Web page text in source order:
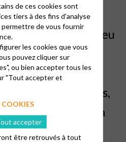
de la Création.
de l’année aura lieu
enfants
.
de 5 à 10 ans,
n’hésitez pas à
de ces cookies sont
tiers à des fins d'analyse
de vous fournir
les cookies que vous
pouvez cliquer sur
ou bien accepter tous les
"Tout accepter et
COOKIES
accepter
être retrouvés à tout